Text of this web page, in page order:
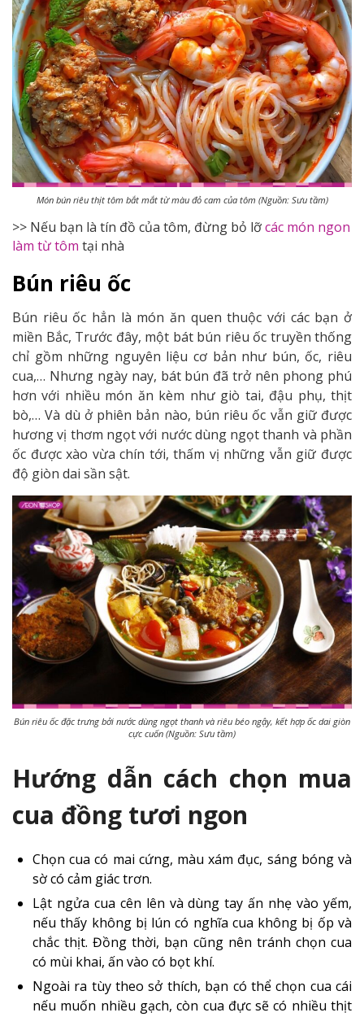
Món bún riêu thịt tôm bắt mắt từ màu đỏ cam của tôm (Nguồn: Sưu tầm)
>> Nếu bạn là tín đồ của tôm, đừng bỏ lỡcác món ngon
làm từ tôm tại nhà
Bún riêu ốc
Bún riêu ốc hẳn là món ăn quen thuộc với các bạn ở
miền Bắc, Trước đây, một bát bún riêu ốc truyền thống
chỉ gồm những nguyên liệu cơ bản như bún, ốc, riêu
cua,… Nhưng ngày nay, bát bún đã trở nên phong phú
hơn với nhiều món ăn kèm như giò tai, đậu phụ, thịt
bò,… Và dù ở phiên bản nào, bún riêu ốc vẫn giữ được
hương vị thơm ngọt với nước dùng ngọt thanh và phần
ốc được xào vừa chín tới, thấm vị những vẫn giữ được
độ giòn dai sần sật.
Bún riêu ốc đặc trưng bởi nước dùng ngọt thanh và riêu béo ngậy, kết hợp ốc dai giòn
cực cuốn (Nguồn: Sưu tầm)
Hướng dẫn cách chọn mua
cua đồng tươi ngon
Chọn cua có mai cứng, màu xám đục, sáng bóng và
sờ có cảm giác trơn.
Lật ngửa cua cên lên và dùng tay ấn nhẹ vào yếm,
nếu thấy không bị lún có nghĩa cua không bị ốp và
chắc thịt. Đồng thời, bạn cũng nên tránh chọn cua
có mùi khai, ấn vào có bọt khí.
Ngoài ra tùy theo sở thích, bạn có thể chọn cua cái
nếu muốn nhiều gạch, còn cua đực sẽ có nhiều thịt